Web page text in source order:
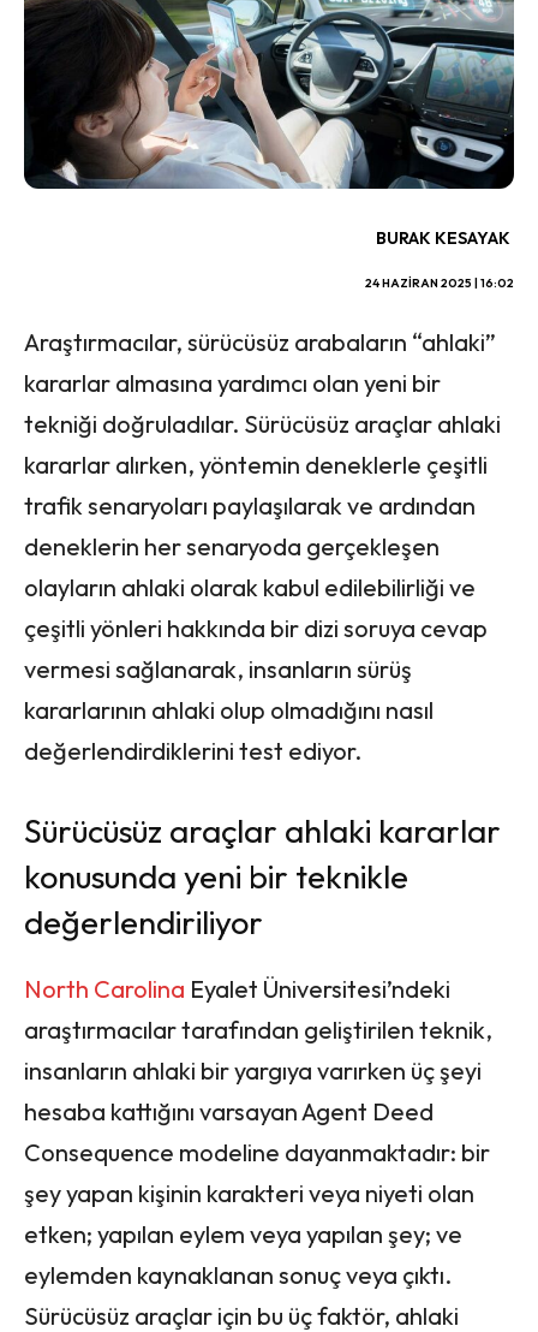
BURAK KESAYAK
24 HAZIRAN 2025 | 16:02
Araştırmacılar, sürücüsüz arabaların “ahlaki”
kararlar almasına yardımcı olan yeni bir
tekniği doğruladılar. Sürücüsüz araçlar ahlaki
kararlar alırken, yöntemin deneklerle çeşitli
trafik senaryoları paylaşılarak ve ardından
deneklerin her senaryoda gerçekleşen
olayların ahlaki olarak kabul edilebilirliği ve
çeşitli yönleri hakkında bir dizi soruya cevap
vermesi sağlanarak, insanların sürüş
kararlarının ahlaki olup olmadığını nasıl
değerlendirdiklerini test ediyor.
Sürücüsüz araçlar ahlaki kararlar
konusunda yeni bir teknikle
değerlendiriliyor
North Carolina Eyalet Üniversitesi’ndeki
araştırmacılar tarafından geliştirilen teknik,
insanların ahlaki bir yargıya varırken üç şeyi
hesaba kattığını varsayan Agent Deed
Consequence modeline dayanmaktadır: bir
şey yapan kişinin karakteri veya niyeti olan
etken; yapılan eylem veya yapılan şey; ve
eylemden kaynaklanan sonuç veya çıktı.
Sürücüsüz araçlar için bu üç faktör, ahlaki